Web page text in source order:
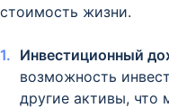
стоимость жизни.
Инвестиционный
возможность
другие активы, что